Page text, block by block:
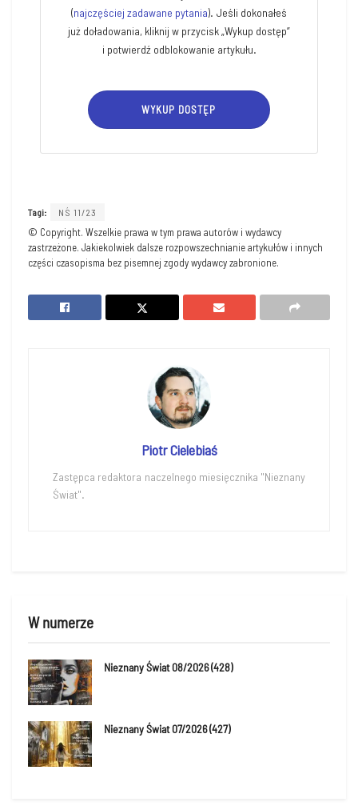
(naj­czę­ściej zada­wa­ne pyta­nia). Jeśli doko­na­łeś
już doła­do­wa­nia, klik­nij w przy­cisk „Wykup dostęp”
i potwierdź odblo­ko­wa­nie artykułu.
WYKUP DOSTĘP
Tagi: NŚ 11/23
Piotr Cielebiaś
Zastępca redaktora naczelnego miesięcznika "Nieznany
Świat".
W numerze
Nieznany Świat 08/2026 (428)
Nieznany Świat 07/2026 (427)